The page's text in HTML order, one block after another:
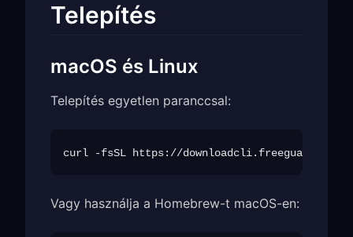
Telepítés
macOS és Linux
Telepítés egyetlen paranccsal:
Vagy használja a Homebrew-t macOS-en: